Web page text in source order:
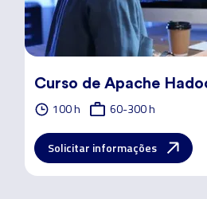
Curso de Apache
100 h 60-300 h
Solicitar informações